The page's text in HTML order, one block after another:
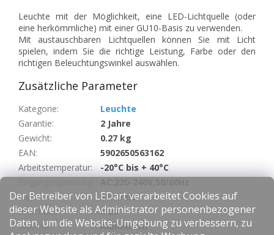
Der Betreiber von LEDart verarbeitet Cookies auf
dieser Website als Administrator personenbezogener
Daten, um die Website-Umgebung zu verbessern, zu
Leuchte mit der Möglichkeit, eine LED-Lichtquelle (oder
eine herkömmliche) mit einer GU10-Basis zu verwenden.
Mit austauschbaren Lichtquellen können Sie mit Licht
spielen, indem Sie die richtige Leistung, Farbe oder den
richtigen Beleuchtungswinkel auswählen.
Zusätzliche Parameter
Kategorie:
Leuchte
Garantie:
2 Jahre
Gewicht:
0.27 kg
EAN:
5902650563162
Arbeitstemperatur:
-20°C bis + 40°C
Farbe:
Schwarz
IP-Schutz:
IP20
Material: Aluminium